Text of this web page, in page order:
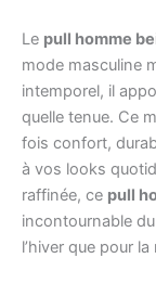
Le pull homme
mode masculine
intemporel, il
quelle tenue. Ce
fois confort,
à vos looks
raffinée, ce pull
incontournable
l’hiver que pour